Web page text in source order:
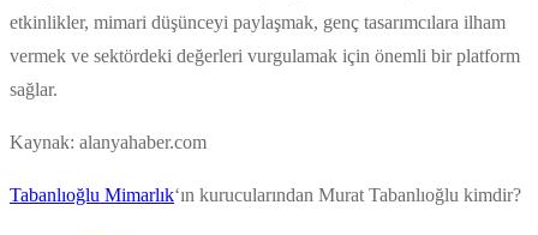
etkinlikler, mimari düşünceyi paylaşmak, genç tasarımcılara ilham
vermek ve sektördeki değerleri vurgulamak için önemli bir platform
sağlar.
Kaynak: alanyahaber.com
Tabanlıoğlu Mimarlık‘ın kurucularından Murat Tabanlıoğlu kimdir?